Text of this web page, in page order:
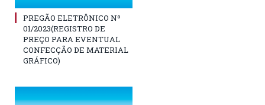
PREGÃO ELETRÔNICO Nº
01/2023(REGISTRO DE
PREÇO PARA EVENTUAL
CONFECÇÃO DE MATERIAL
GRÁFICO)